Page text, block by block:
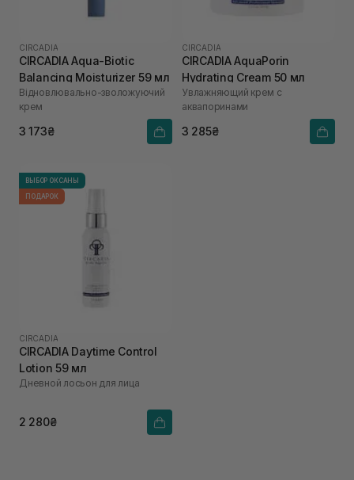
CIRCADIA
CIRCADIA Aqua-Biotic
Balancing Moisturizer 59 мл
Відновлювально-зволожуючий
крем
3 173₴
CIRCADIA
CIRCADIA AquaPorin
Hydrating Cream 50 мл
Увлажняющий крем с
аквапоринами
3 285₴
ВЫБОР ОКСАНЫ
ПОДАРОК
CIRCADIA
CIRCADIA Daytime Control
Lotion 59 мл
Дневной лосьон для лица
2 280₴